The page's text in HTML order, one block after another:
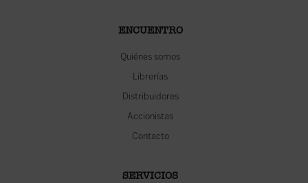
ENCUENTRO
Quiénes somos
Librerías
Distribuidores
Accionistas
Contacto
SERVICIOS